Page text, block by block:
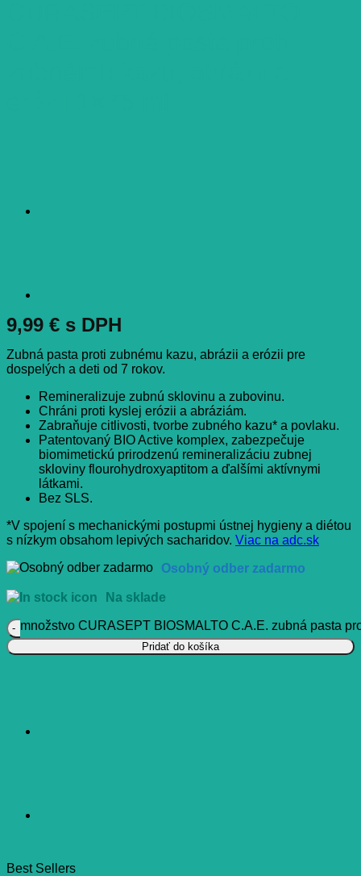
9,99 € s DPH
Zubná pasta proti zubnému kazu, abrázii a erózii pre
dospelých a deti od 7 rokov.
Remineralizuje zubnú sklovinu a zubovinu.
Chráni proti kyslej erózii a abráziám.
Zabraňuje citlivosti, tvorbe zubného kazu* a povlaku.
Patentovaný BIO Active komplex, zabezpečuje
biomimetickú prirodzenú remineralizáciu zubnej
skloviny flourohydroxyaptitom a ďalšími aktívnymi
látkami.
Bez SLS.
*V spojení s mechanickými postupmi ústnej hygieny a diétou
s nízkym obsahom lepivých sacharidov. Viac na adc.sk
Osobný odber zadarmo
Na sklade
množstvo CURASEPT BIOSMALTO C.A.E. zubná pasta
Pridať do košíka
Best Sellers